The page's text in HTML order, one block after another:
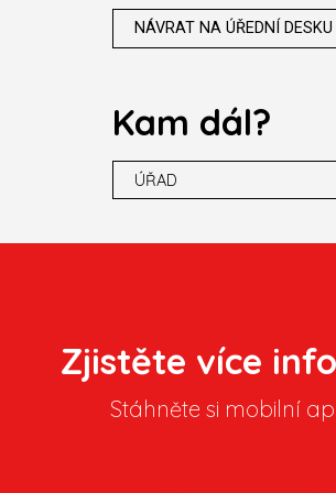
NÁVRAT NA ÚŘEDNÍ DESKU
Kam dál?
ÚŘAD
Zjistěte více
Stáhněte si mobilní